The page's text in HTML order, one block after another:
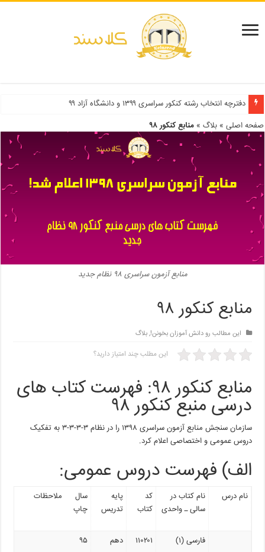
دفترچه انتخاب رشته کنکور سراسری ۱۳۹۹ و دانشگاه آزاد ۹۹
صفحه اصلی »بلاگ »منابع کنکور ۹۸
منابع آزمون سراسری ۹۸ نظام جدید
منابع کنکور ۹۸
این مطالب رو دانش آموزان بخونن!,بلاگ
این مطلب چند امتیاز دارید؟
منابع کنکور ۹۸: فهرست کتاب های
درسی منبع کنکور ۹۸
سازمان سنجش منابع آزمون سراسری ۱۳۹۸ را در نظام ۳-۳-۳-۳ به تفکیک
دروس عمومی و اختصاصی اعلام کرد.
الف) فهرست دروس عمومی:
نام درس
نام کتاب در
سالی ـ واحدی
کد
کتاب
پایه
تدریس
سال
چاپ
ملاحظات
فارسی (۱) ۱۱۰۲۰۱ دهم ۹۵